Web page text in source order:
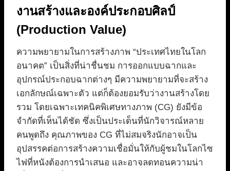
งานสร้างและองค์ประกอบศิลป์
(Production Value)
ความพยายามในการสร้างภาพ “ประเทศไทยในโลก
อนาคต” เป็นสิ่งที่น่าชื่นชม การออกแบบฉากและ
อุปกรณ์ประกอบฉากต่างๆ มีความพยายามที่จะสร้าง
เอกลักษณ์เฉพาะตัว แต่ก็ต้องยอมรับว่างานสร้างโดย
รวม โดยเฉพาะเทคนิคพิเศษทางภาพ (CG) ยังมีข้อ
จำกัดที่เห็นได้ชัด ซึ่งเป็นประเด็นที่นักวิจารณ์หลาย
คนพูดถึง คุณภาพของ CG ที่ไม่สมจริงนักอาจเป็น
อุปสรรคต่อการสร้างความเชื่อมั่นให้กับผู้ชมในโลกไซ
ไฟที่หนังต้องการนำเสนอ และอาจลดทอนความน่า